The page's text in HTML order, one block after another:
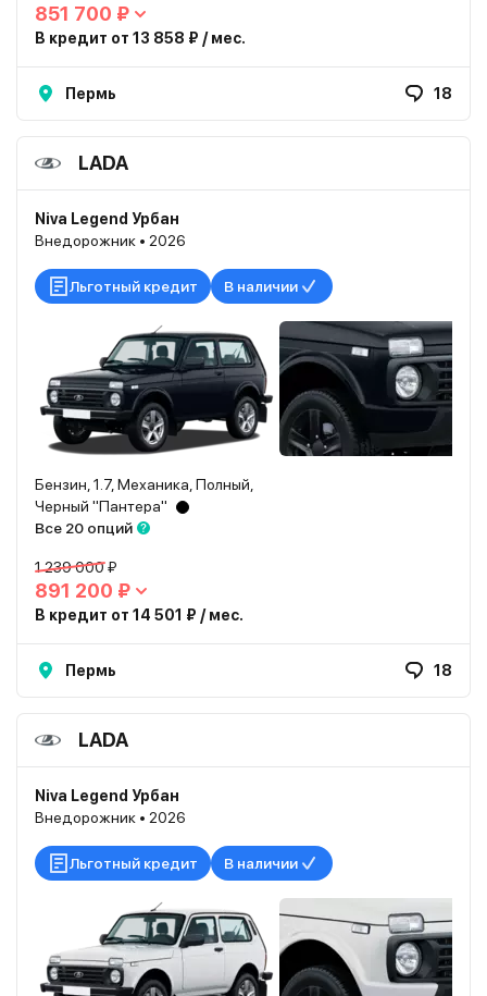
851 700 ₽
В кредит от 13 858 ₽ / мес.
Пермь 18
LADA
Niva Legend Урбан
Внедорожник • 2026
Льготный кредит В наличии
Бензин, 1.7, Механика, Полный,
Черный "Пантера"
Все 20 опций
1 239 000 ₽
891 200 ₽
В кредит от 14 501 ₽ / мес.
Пермь 18
LADA
Niva Legend Урбан
Внедорожник • 2026
Льготный кредит В наличии